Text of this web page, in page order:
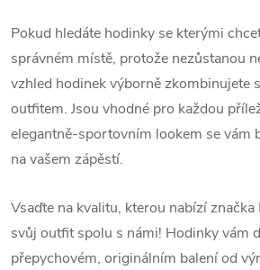
Pokud hledáte hodinky se kterými
správném místě, protože nezůstanou
vzhled hodinek výborně zkombinujete
outfitem. Jsou vhodné pro každou
elegantně-sportovním lookem se vám
na vašem zápěstí.
Vsaďte na kvalitu, kterou nabízí značka
svůj outfit spolu s námi! Hodinky vám
přepychovém, originálním balení od